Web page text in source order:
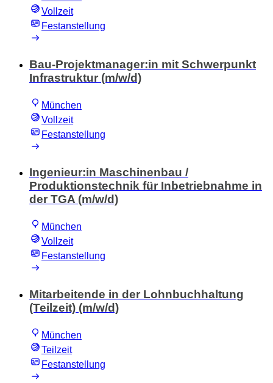
Vollzeit
Festanstellung
Bau-Projektmanager:in mit Schwerpunkt
Infrastruktur (m/w/d)
München
Vollzeit
Festanstellung
Ingenieur:in Maschinenbau /
Produktionstechnik für Inbetriebnahme in
der TGA (m/w/d)
München
Vollzeit
Festanstellung
Mitarbeitende in der Lohnbuchhaltung
(Teilzeit) (m/w/d)
München
Teilzeit
Festanstellung